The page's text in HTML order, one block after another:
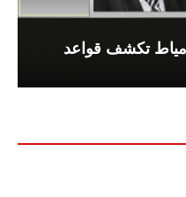
تكشف قواعد